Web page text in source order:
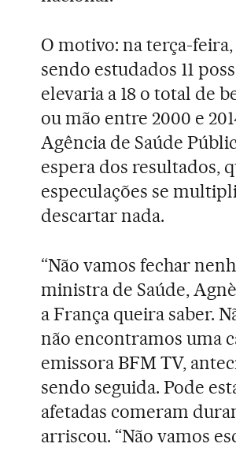
O motivo: na terça-
sendo estudados 11
elevaria a 18 o total de
ou mão entre 2000 e
Agência de Saúde
espera dos resultados,
especulações se
descartar nada.
“Não vamos fechar
ministra de Saúde,
a França queira saber.
não encontramos uma
emissora BFM TV,
sendo seguida. Pode
afetadas comeram
arriscou. “Não vamos